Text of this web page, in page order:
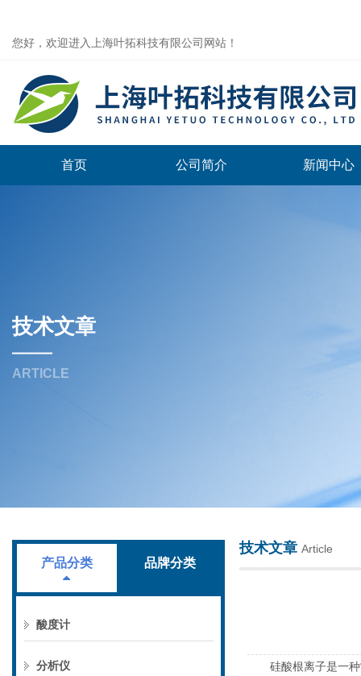
您好，欢迎进入上海叶拓科技有限公司网站！
首页 公司简介 新闻中心
技术文章
ARTICLE
产品分类 品牌分类
酸度计
分析仪
技术文章 Article
硅酸根离子是一种